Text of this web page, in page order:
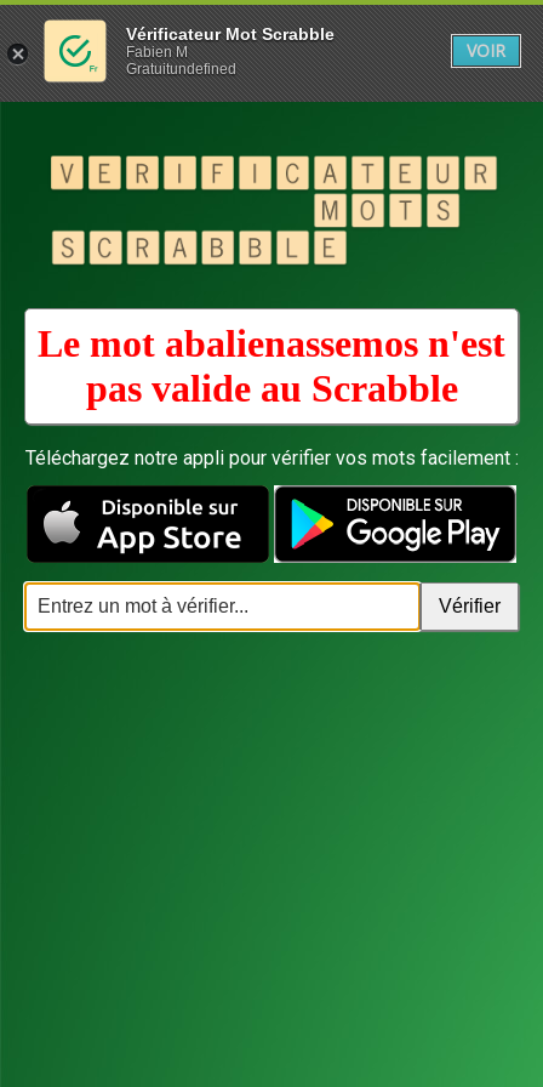
Le mot abalienassemos n'est
pas valide au Scrabble
Téléchargez notre appli pour vérifier vos mots facilement :
Vérificateur Mot Scrabble
Fabien M
Gratuitundefined
VOIR